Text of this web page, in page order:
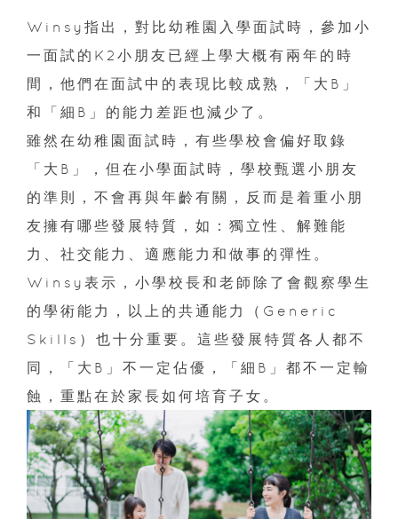
Winsy指出，對比幼稚園入學面試時，參加小
一面試的K2小朋友已經上學大概有兩年的時
間，他們在面試中的表現比較成熟，「大B」
和「細B」的能力差距也減少了。
雖然在幼稚園面試時，有些學校會偏好取錄
「大B」，但在小學面試時，學校甄選小朋友
的準則，不會再與年齡有關，反而是着重小朋
友擁有哪些發展特質，如：獨立性、解難能
力、社交能力、適應能力和做事的彈性。
Winsy表示，小學校長和老師除了會觀察學生
的學術能力，以上的共通能力（Generic
Skills）也十分重要。這些發展特質各人都不
同，「大B」不一定佔優，「細B」都不一定輸
蝕，重點在於家長如何培育子女。